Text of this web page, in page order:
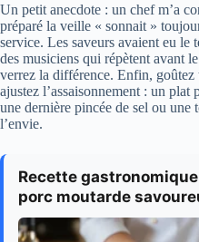
Un petit anecdote : un chef m’a
préparé la veille « sonnait »
service. Les saveurs avaient eu le
des musiciens qui répètent avant
verrez la différence. Enfin, goûtez
ajustez l’assaisonnement : un plat
une dernière pincée de sel ou une
l’envie.
Recette
porc moutarde